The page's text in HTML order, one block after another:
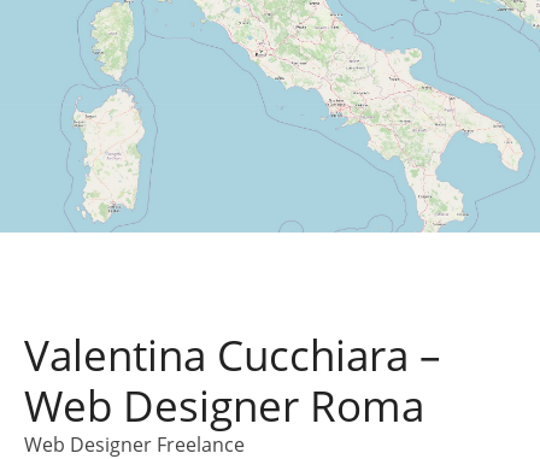
Valentina Cucchiara –
Web Designer Roma
Web Designer Freelance